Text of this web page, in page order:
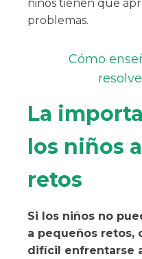
niños tienen que
problemas.
Cómo
La
los niños
retos
Si los niños no
a pequeños retos,
difícil enfrentarse